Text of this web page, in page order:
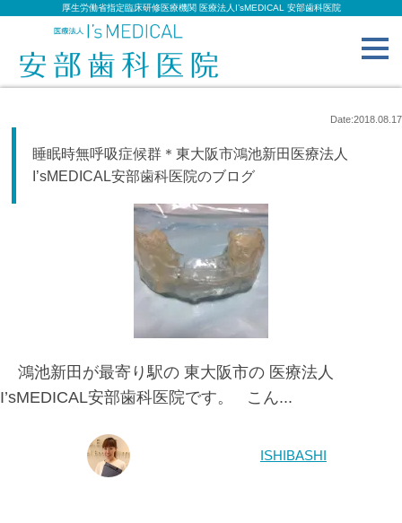
厚生労働省指定臨床研修医療機関 医療法人I’sMEDICAL 安部歯科医院
Date:2018.08.17
睡眠時無呼吸症候群＊東大阪市鴻池新田医療法人
I’sMEDICAL安部歯科医院のブログ
鴻池新田が最寄り駅の 東大阪市の 医療法人
I’sMEDICAL安部歯科医院です。 こん...
ISHIBASHI